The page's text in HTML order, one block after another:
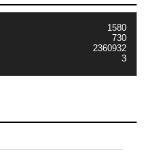
1580
730
2360932
3